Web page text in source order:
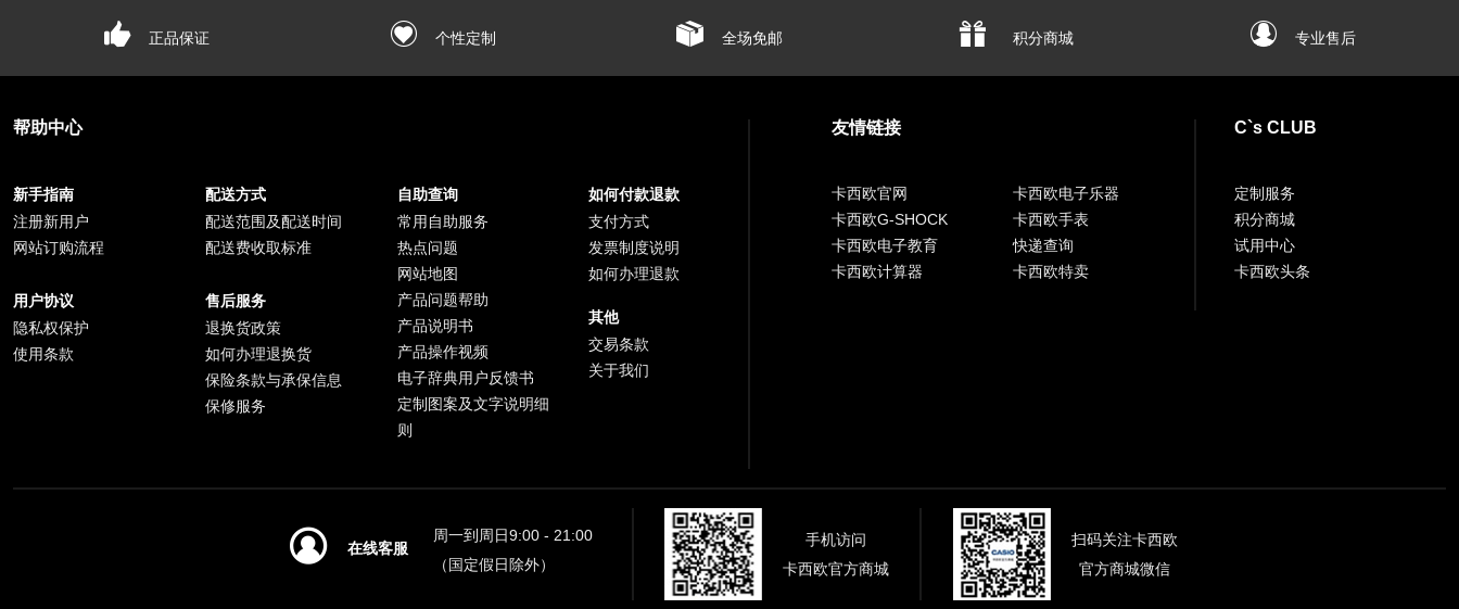
正品保证 个性定制 全场免邮 积分商城 专业售后
帮助中心
新手指南
注册新用户
网站订购流程
用户协议
隐私权保护
使用条款
配送方式
配送范围及配送时间
配送费收取标准
售后服务
退换货政策
如何办理退换货
保险条款与承保信息
保修服务
自助查询
常用自助服务
热点问题
网站地图
产品问题帮助
产品说明书
产品操作视频
电子辞典用户反馈书
定制图案及文字说明细
则
如何付款退款
支付方式
发票制度说明
如何办理退款
其他
交易条款
关于我们
友情链接
卡西欧官网
卡西欧G-SHOCK
卡西欧电子教育
卡西欧计算器
卡西欧电子乐器
卡西欧手表
快递查询
卡西欧特卖
C`s CLUB
定制服务
积分商城
试用中心
卡西欧头条
在线客服
周一到周日9:00 - 21:00
（国定假日除外）
手机访问
卡西欧官方商城
扫码关注卡西欧
官方商城微信